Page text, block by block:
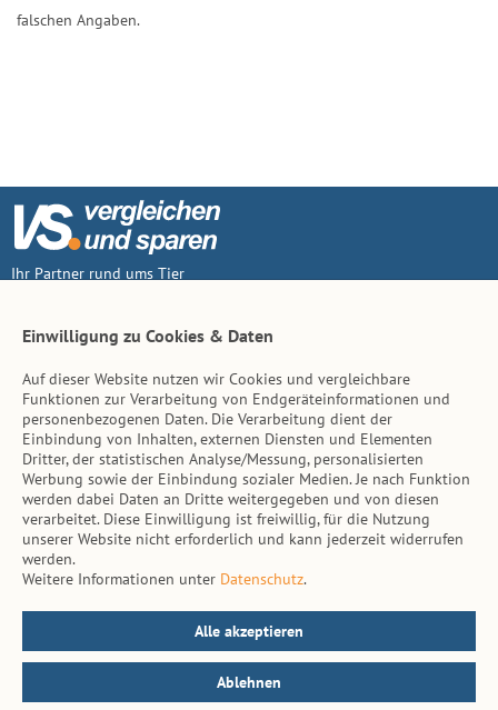
falschen Angaben.
Ihr Partner rund ums Tier
Inhalt
Tierarzt-Suche
Hinweise
AGB
Impressum
Datenschutz
Kontakt
© vs. vergleichen-und-sparen.de 2026
Einwilligung zu Cookies & Daten
Auf dieser Website nutzen wir Cookies und vergleichbare
Funktionen zur Verarbeitung von Endgeräteinformationen und
personenbezogenen Daten. Die Verarbeitung dient der
Einbindung von Inhalten, externen Diensten und Elementen
Dritter, der statistischen Analyse/Messung, personalisierten
Werbung sowie der Einbindung sozialer Medien. Je nach Funktion
werden dabei Daten an Dritte weitergegeben und von diesen
verarbeitet. Diese Einwilligung ist freiwillig, für die Nutzung
unserer Website nicht erforderlich und kann jederzeit widerrufen
werden.
Weitere Informationen unter Datenschutz.
Alle akzeptieren
Ablehnen